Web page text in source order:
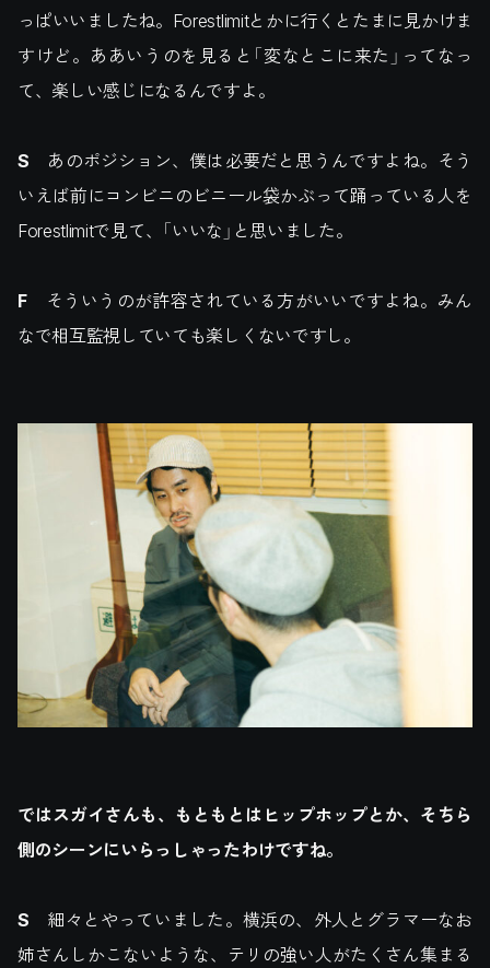
っぱいいましたね。Forestlimitとかに行くとたまに見かけま
すけど。ああいうのを見ると「変なとこに来た」ってなっ
て、楽しい感じになるんですよ。
S あのポジション、僕は必要だと思うんですよね。そう
いえば前にコンビニのビニール袋かぶって踊っている人を
Forestlimitで見て、「いいな」と思いました。
Fそういうのが許容されている方がいいですよね。みん
なで相互監視していても楽しくないですし。
ではスガイさんも、もともとはヒップホップとか、そちら
側のシーンにいらっしゃったわけですね。
S 細々とやっていました。横浜の、外人とグラマーなお
姉さんしかこないような、テリの強い人がたくさん集まる